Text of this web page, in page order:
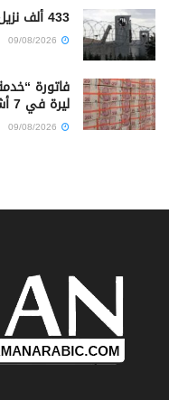
433 ألف نزيل في السجون التركية
ليرة في 7 أشهر